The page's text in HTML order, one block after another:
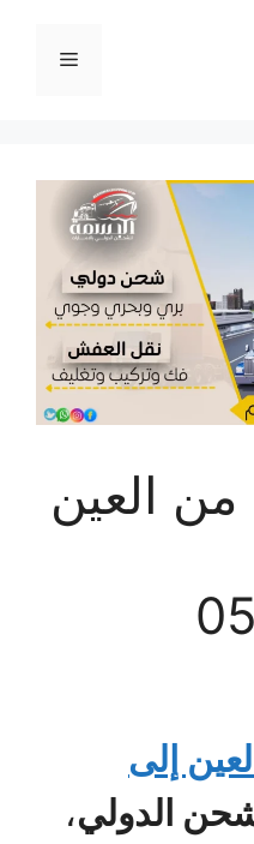
القائمة
العين
إلى
الدولي،